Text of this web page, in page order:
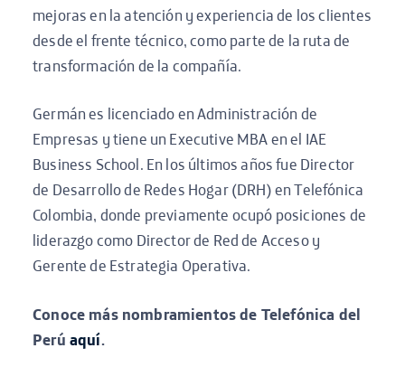
mejoras en la atención y experiencia de los clientes
desde el frente técnico, como parte de la ruta de
transformación de la compañía.
Germán es licenciado en Administración de
Empresas y tiene un Executive MBA en el IAE
Business School. En los últimos años fue Director
de Desarrollo de Redes Hogar (DRH) en Telefónica
Colombia, donde previamente ocupó posiciones de
liderazgo como Director de Red de Acceso y
Gerente de Estrategia Operativa.
Conoce más nombramientos de Telefónica del
Perú aquí.